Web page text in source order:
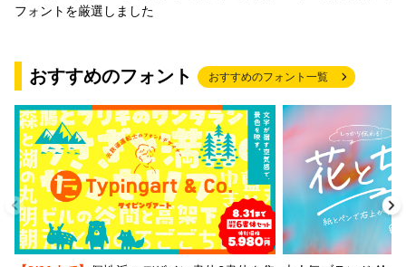
フォントを厳選しました
おすすめのフォント おすすめのフォント一覧